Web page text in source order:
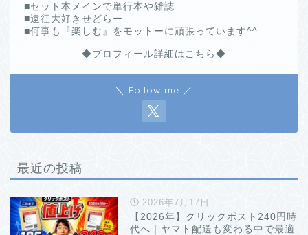
■セット本メインで単行本や雑誌
■遠征大好きせどらー
■何事も『楽しむ』をモットーに頑張っています^^
◆プロフィール詳細はこちら◆
＼ Follow me ／
最近の投稿
2026年7月17日
【2026年】クリックポスト240円時
代へ｜ヤマト配送も変わる中で最適